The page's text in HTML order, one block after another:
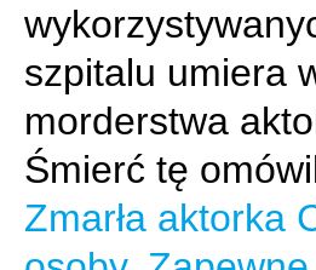
szpitalu umiera
morderstwa
Śmierć tę
Zmarła aktorka